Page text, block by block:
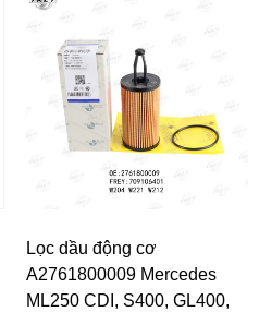
Lọc dầu động cơ
A2761800009 Mercedes
ML250 CDI, S400, GL400,